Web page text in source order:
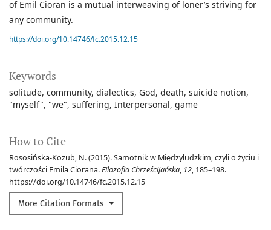
Keywords
solitude community dialectics God death suicide notion
"myself" "we" suffering Interpersonal game
How to Cite
Rososińska-Kozub, N. (2015). Samotnik w Międzyludzkim, czyli o życiu i
twórczości Emila Ciorana.Filozofia Chrześcijańska, 12, 185–198.
https://doi.org/10.14746/fc.2015.12.15
More Citation Formats
of Emil Cioran is a mutual interweaving of loner’s striving for
any community.
https://doi.org/10.14746/fc.2015.12.15